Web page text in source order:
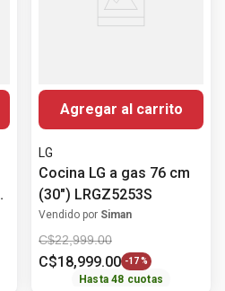
Agregar al carrito
LG
Cocina LG a gas 76 cm
(30") LRGZ5253S
Vendido por Siman
C$22,999.00
C$18,999.00 -17 %
Hasta48 cuotas